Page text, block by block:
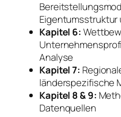
Eigentumsstruktur
Kapitel 6:
Analyse
Kapitel 7:
länderspezifische
Kapitel 8 & 9:
Datenquellen